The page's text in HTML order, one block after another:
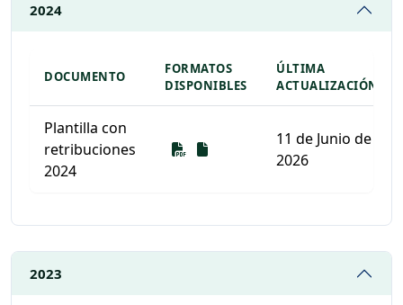
2024
DOCUMENTO
FORMATOS
DISPONIBLES
ÚLTIMA
ACTUALIZACIÓN
Plantilla con
retribuciones
2024
Descarga
Descarga
11 de Junio de
2026
2023